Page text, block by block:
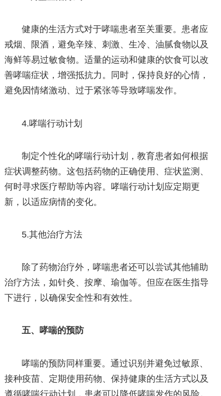
健康的生活方式对于哮喘患者至关重要。患者应
戒烟、限酒，避免辛辣、刺激、生冷、油腻食物以及
海鲜等易过敏食物。适量的运动和健康的饮食可以改
善哮喘症状，增强抵抗力。同时，保持良好的心情，
避免因情绪激动、过于紧张等导致哮喘发作。
4.哮喘行动计划
制定个性化的哮喘行动计划，教育患者如何根据
症状调整药物。这包括药物的正确使用、症状监测、
何时寻求医疗帮助等内容。哮喘行动计划应定期更
新，以适应病情的变化。
5.其他治疗方法
除了药物治疗外，哮喘患者还可以尝试其他辅助
治疗方法，如针灸、按摩、瑜伽等。但应在医生指导
下进行，以确保安全性和有效性。
五、哮喘的预防
哮喘的预防同样重要。通过识别并避免过敏原、
接种疫苗、定期使用药物、保持健康的生活方式以及
遵循哮喘行动计划，患者可以降低哮喘发作的风险。